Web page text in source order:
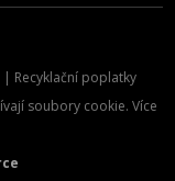
Recyklační poplatky
soubory cookie. Více